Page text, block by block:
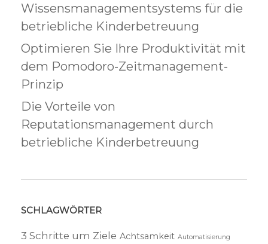
Wissensmanagementsystems für die
betriebliche Kinderbetreuung
Optimieren Sie Ihre Produktivität mit
dem Pomodoro-Zeitmanagement-
Prinzip
Die Vorteile von
Reputationsmanagement durch
betriebliche Kinderbetreuung
SCHLAGWÖRTER
3 Schritte um Ziele Achtsamkeit Automatisierung